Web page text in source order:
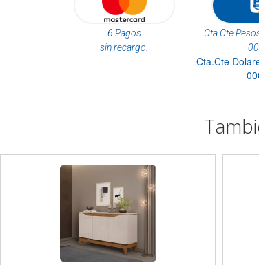
6 Pagos
sin recargo.
Cta.Cte
Cta.Cte